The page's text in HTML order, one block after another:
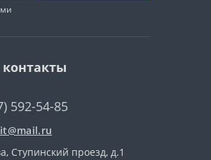
592-54-85
Ступинский проезд, д.1